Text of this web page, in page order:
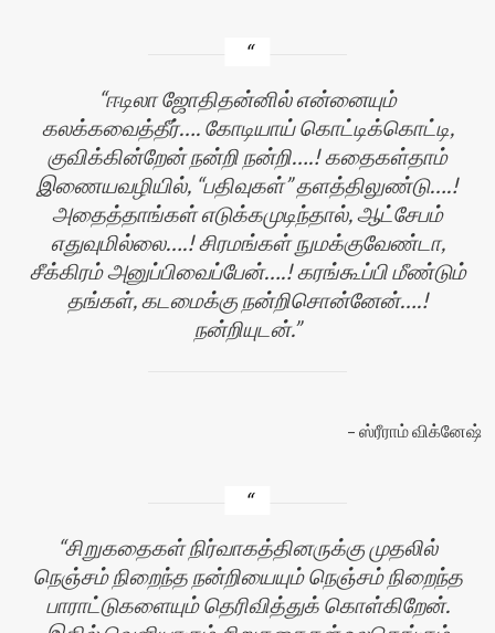
ஈடிலா ஜோதிதன்னில் என்னையும்
கலக்கவைத்தீர்…. கோடியாய் கொட்டிக்கொட்டி,
குவிக்கின்றேன் நன்றி நன்றி….! கதைகள்தாம்
இணையவழியில், “பதிவுகள்” தளத்திலுண்டு….!
அதைத்தாங்கள் எடுக்கமுடிந்தால், ஆட்சேபம்
எதுவுமில்லை….! சிரமங்கள் நுமக்குவேண்டா,
சீக்கிரம் அனுப்பிவைப்பேன்….! கரங்கூப்பி மீண்டும்
தங்கள், கடமைக்கு நன்றிசொன்னேன்….!
நன்றியுடன்.
ஸ்ரீராம் விக்னேஷ்
சிறுகதைகள் நிர்வாகத்தினருக்கு முதலில்
நெஞ்சம் நிறைந்த நன்றியையும் நெஞ்சம் நிறைந்த
பாராட்டுகளையும் தெரிவித்துக் கொள்கிறேன்.